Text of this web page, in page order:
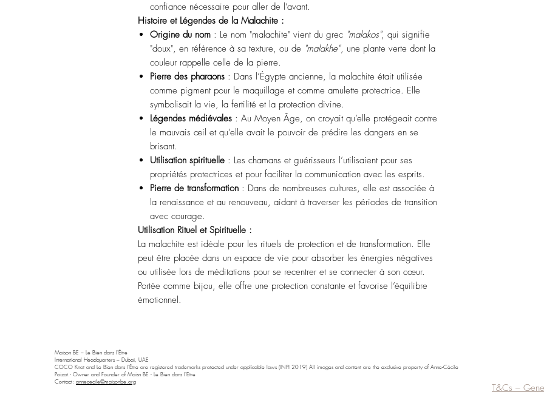
confiance nécessaire pour aller de l’avant.
Histoire et Légendes de la Malachite :
Origine du nom : Le nom "malachite" vient du grec "malakos", qui signifie
"doux", en référence à sa texture, ou de "malakhe", une plante verte dont la
couleur rappelle celle de la pierre.
Pierre des pharaons : Dans l’Égypte ancienne, la malachite était utilisée
comme pigment pour le maquillage et comme amulette protectrice. Elle
symbolisait la vie, la fertilité et la protection divine.
Légendes médiévales : Au Moyen Âge, on croyait qu’elle protégeait contre
le mauvais œil et qu’elle avait le pouvoir de prédire les dangers en se
brisant.
Utilisation spirituelle : Les chamans et guérisseurs l’utilisaient pour ses
propriétés protectrices et pour faciliter la communication avec les esprits.
Pierre de transformation : Dans de nombreuses cultures, elle est associée à
la renaissance et au renouveau, aidant à traverser les périodes de transition
avec courage.
Utilisation Rituel et Spirituelle :
La malachite est idéale pour les rituels de protection et de transformation. Elle
peut être placée dans un espace de vie pour absorber les énergies négatives
ou utilisée lors de méditations pour se recentrer et se connecter à son cœur.
Portée comme bijou, elle offre une protection constante et favorise l’équilibre
émotionnel.
Maison BE – Le Bien dans l'Être
International Headquarters – Dubai, UAE
COCO Knot and Le Bien dans l'Être are registered trademarks protected under applicable laws (INPI 2019) All images and content are the exclusive property of Anne-Cécile
Poizat.- Owner and Founder of Maisn BE - Le Bien dans l'Etre
Contact: annececile@maisonbe.org T&Cs –